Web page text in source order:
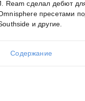
Ream сделал дебют
пресетами
и другие.
Содержание